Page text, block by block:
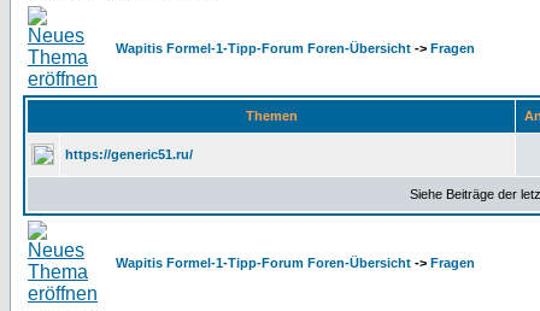
Wapitis Formel-1-Tipp-Forum Foren-Übersicht -> Fragen
Themen
https://generic51.ru/
Siehe Beiträge der
Wapitis Formel-1-Tipp-Forum Foren-Übersicht -> Fragen